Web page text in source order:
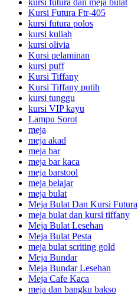
kursi futura dan meja bulat
Kursi Futura Ftr-405
kursi futura polos
kursi kuliah
kursi olivia
Kursi pelaminan
kursi puff
Kursi Tiffany
Kursi Tiffany putih
kursi tunggu
kursi VIP kayu
Lampu Sorot
meja
meja akad
meja bar
meja bar kaca
meja barstool
meja belajar
meja bulat
Meja Bulat Dan Kursi Futura
meja bulat dan kursi tiffany
Meja Bulat Lesehan
Meja Bulat Pesta
meja bulat scriting gold
Meja Bundar
Meja Bundar Lesehan
Meja Cafe Kaca
meja dan bangku bakso